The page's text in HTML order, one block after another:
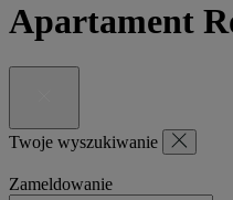
Apartament
Twoje wyszukiwanie
Zameldowanie